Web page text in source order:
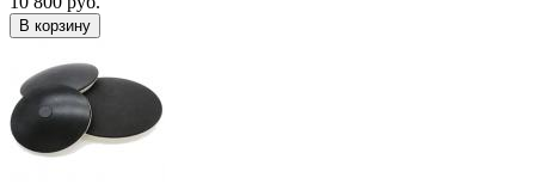
В корзину